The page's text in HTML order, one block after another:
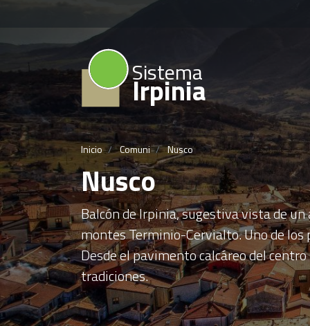
Sistema
Irpinia
Inicio Comuni Nusco
Nusco
Balcón de Irpinia, sugestiva vista de
montes Terminio-Cervialto. Uno de
Desde el pavimento calcáreo del
tradiciones.